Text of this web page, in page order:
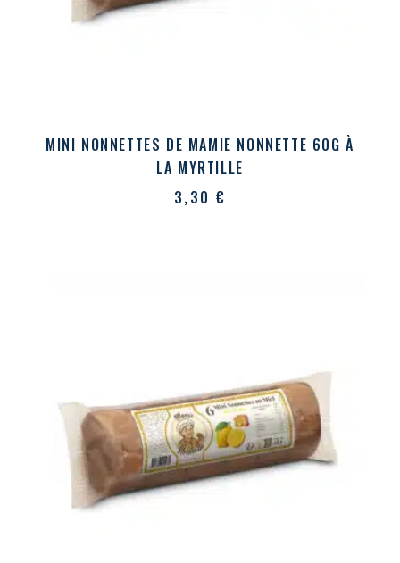
MINI NONNETTES DE MAMIE NONNETTE 60G À
LA MYRTILLE
3,30 €